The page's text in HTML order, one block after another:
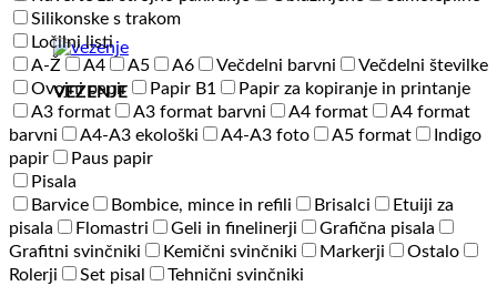
VEZENJE
Silikonske s trakom
Ločilni listi
A-Ž
A4 A5 A6 Večdelni barvni
Večdelni številke
Ovojni papir
Papir B1
Papir za kopiranje in printanje
A3 format
A3 format barvni A4 format
A4 format
barvni
A4-A3 ekološki A4-A3 foto A5 format
Indigo
papir
Paus papir
Pisala
Barvice
Bombice, mince in refili Brisalci
Etuiji za
pisala
Flomastri Geli in finelinerji
Grafična pisala
Grafitni svinčniki
Kemični svinčniki Markerji
Ostalo
Rolerji
Set pisal
Tehnični svinčniki